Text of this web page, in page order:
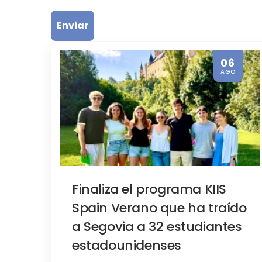
Actividades, Notas de prensa,
Finaliza el programa
06
AGO
Finaliza el programa KIIS
Spain Verano que ha traído
a Segovia a 32 estudiantes
estadounidenses